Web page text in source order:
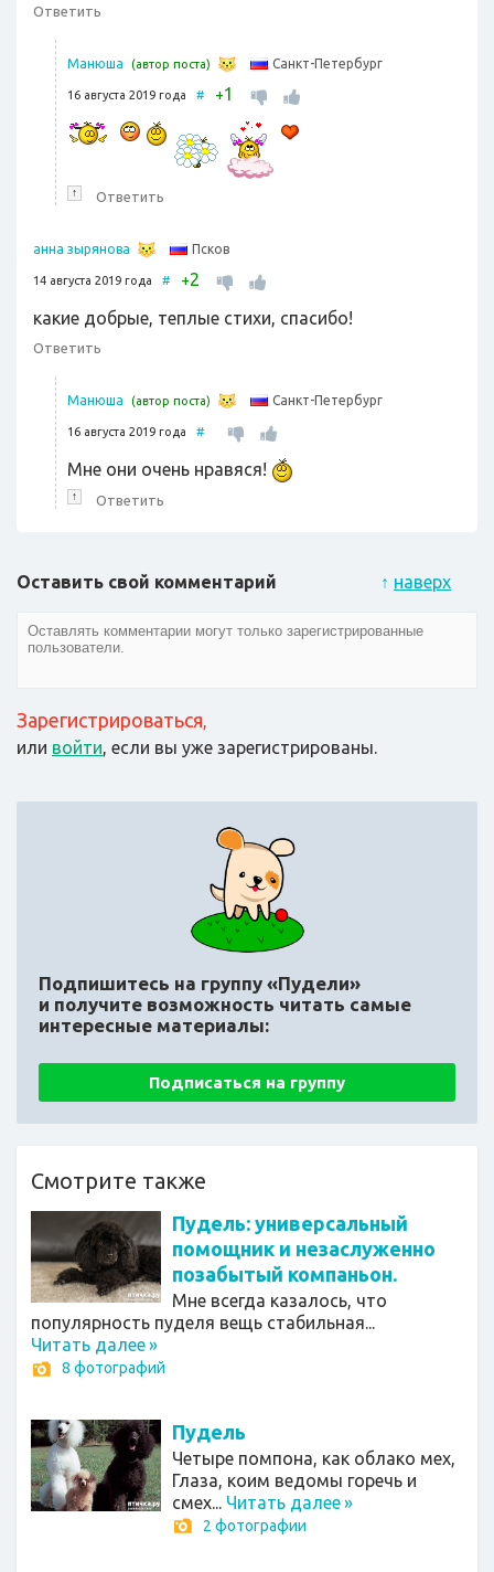
Ответить
Манюша (автор поста) Санкт-Петербург
16 августа 2019 года # +1
↑ Ответить
анна зырянова Псков
14 августа 2019 года # +2
какие добрые, теплые стихи, спасибо!
Ответить
Манюша (автор поста) Санкт-Петербург
16 августа 2019 года #
Мне они очень нравяся!
↑ Ответить
↑ наверх
Оставить свой комментарий
Зарегистрироваться,
или войти, если вы уже зарегистрированы.
Подпишитесь на группу «Пудели»
и получите возможность читать самые
интересные материалы:
Подписаться на группу
Смотрите также
Пудель: универсальный
помощник и незаслуженно
позабытый компаньон.
Мне всегда казалось, что
популярность пуделя вещь стабильная...
Читать далее»
8 фотографий
Пудель
Четыре помпона, как облако мех,
Глаза, коим ведомы горечь и
смех... Читать далее»
2 фотографии